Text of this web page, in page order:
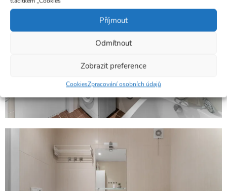
Příjmout
Odmítnout
Zobrazit preference
CookiesZpracování osobních údajů